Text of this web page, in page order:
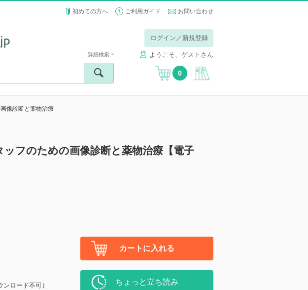
初めての方へ ご利用ガイド お問い合わせ
ログイン／新規登録
ようこそ、ゲストさん
詳細検索
0
像診断と薬物治療
フのための画像診断と薬物治療【電子
ロード不可）
カートに入れる
ちょっと立ち読み